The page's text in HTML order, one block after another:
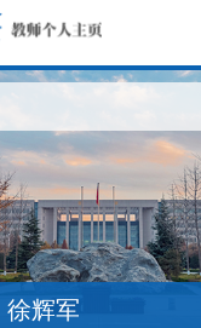
徐辉军